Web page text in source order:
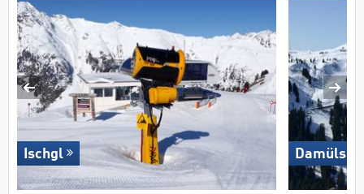
Ischgl Damüls